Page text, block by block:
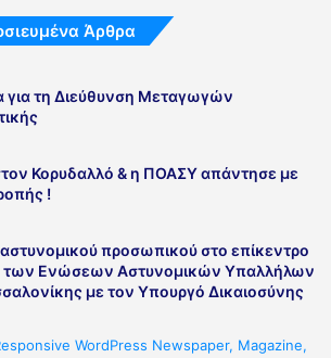
Άρθρα
για τη Διεύθυνση Μεταγωγών
Κορυδαλλό & η ΠΟΑΣΥ απάντησε με
!
προσωπικού στο επίκεντρο
των Ενώσεων Αστυνομικών Υπαλλήλων
με τον Υπουργό Δικαιοσύνης
WordPress Newspaper, Magazine,